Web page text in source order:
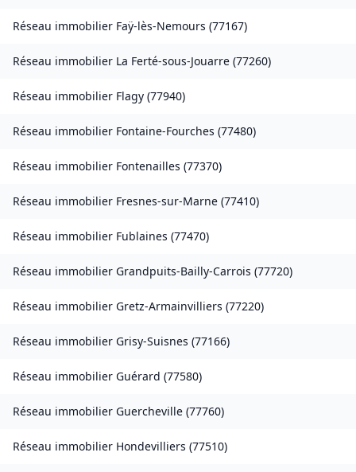
Réseau immobilier Faÿ-lès-Nemours (77167)
Réseau immobilier La Ferté-sous-Jouarre (77260)
Réseau immobilier Flagy (77940)
Réseau immobilier Fontaine-Fourches (77480)
Réseau immobilier Fontenailles (77370)
Réseau immobilier Fresnes-sur-Marne (77410)
Réseau immobilier Fublaines (77470)
Réseau immobilier Grandpuits-Bailly-Carrois (77720)
Réseau immobilier Gretz-Armainvilliers (77220)
Réseau immobilier Grisy-Suisnes (77166)
Réseau immobilier Guérard (77580)
Réseau immobilier Guercheville (77760)
Réseau immobilier Hondevilliers (77510)